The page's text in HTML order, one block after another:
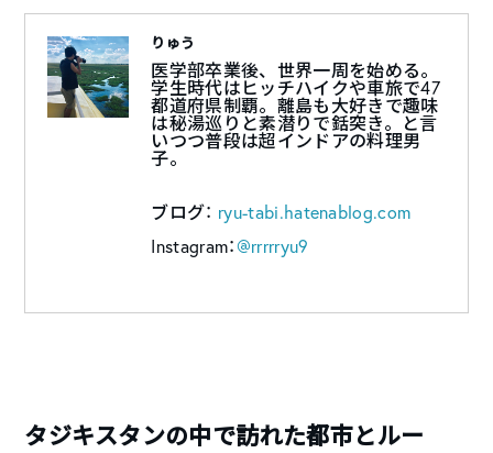
りゅう
医学部卒業後、世界一周を始める。
学生時代はヒッチハイクや車旅で47
都道府県制覇。離島も大好きで趣味
は秘湯巡りと素潜りで銛突き。と言
いつつ普段は超インドアの料理男
子。
ブログ： ryu-tabi.hatenablog.com
Instagram：@rrrrryu9
タジキスタンの中で訪れた都市とルー